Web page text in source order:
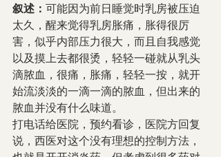
叙述： 可能因为前日睡觉时乳房被压迫
太久，醒来觉得乳房胀痛，胀得很厉
害，似乎内部压力很大，而且自我感觉
以及摸上去都很烫，轻轻一碰就从乳头
滴脓血，很痛，胀痛，轻轻一按，就开
始流淡淡的一滴一滴的脓血，但出来的
脓血并没有什么味道。
打电话给医院，预约看诊，医院方回复
说，西医对这个没有理想的控制方法，